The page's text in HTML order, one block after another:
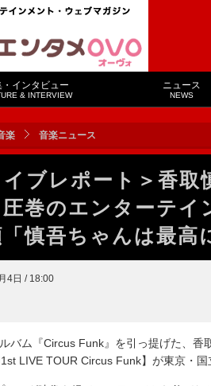
・インタビュー
& INTERVIEW
ニュース
NEWS
楽 音楽ニュース
イブレポート＞香取
巻のエンターテイ
慎吾ちゃんは最高
4日 / 18:00
バム『Circus Funk』を引っ提げた、香
LIVE TOUR Circus Funk】が東京・